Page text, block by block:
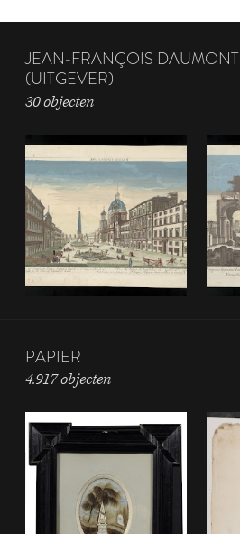
JEAN-FRANÇOIS DAUMONT
(UITGEVER)
30 objecten
PAPIER
4.917 objecten